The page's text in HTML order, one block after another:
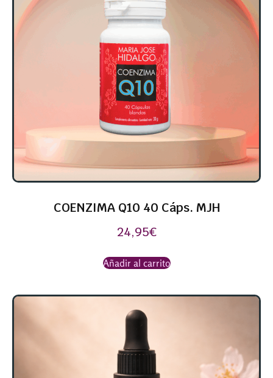
COENZIMA Q10 40 Cáps. MJH
24,95€
Añadir al carrito